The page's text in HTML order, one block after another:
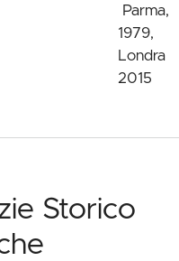
Parma,
1979,
Londra
2015
Storico